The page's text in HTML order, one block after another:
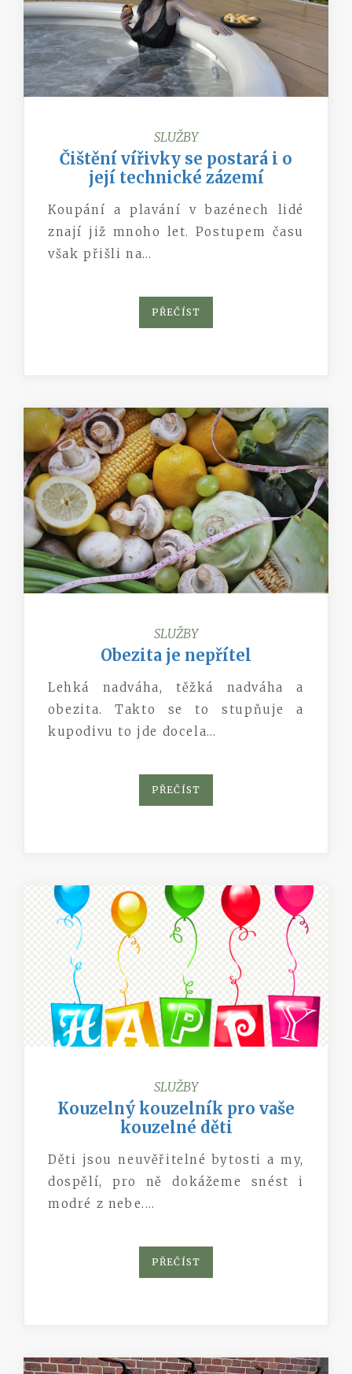
SLUŽBY
Čištění vířivky se postará i o
její technické zázemí
Koupání a plavání v bazénech lidé
znají již mnoho let. Postupem času
však přišli na…
PŘEČÍST
SLUŽBY
Obezita je nepřítel
Lehká nadváha, těžká nadváha a
obezita. Takto se to stupňuje a
kupodivu to jde docela…
PŘEČÍST
SLUŽBY
Kouzelný kouzelník pro vaše
kouzelné děti
Děti jsou neuvěřitelné bytosti a my,
dospělí, pro ně dokážeme snést i
modré z nebe.…
PŘEČÍST